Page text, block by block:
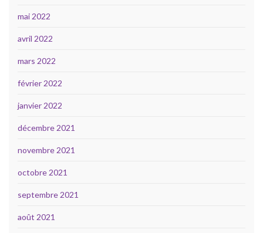
mai 2022
avril 2022
mars 2022
février 2022
janvier 2022
décembre 2021
novembre 2021
octobre 2021
septembre 2021
août 2021